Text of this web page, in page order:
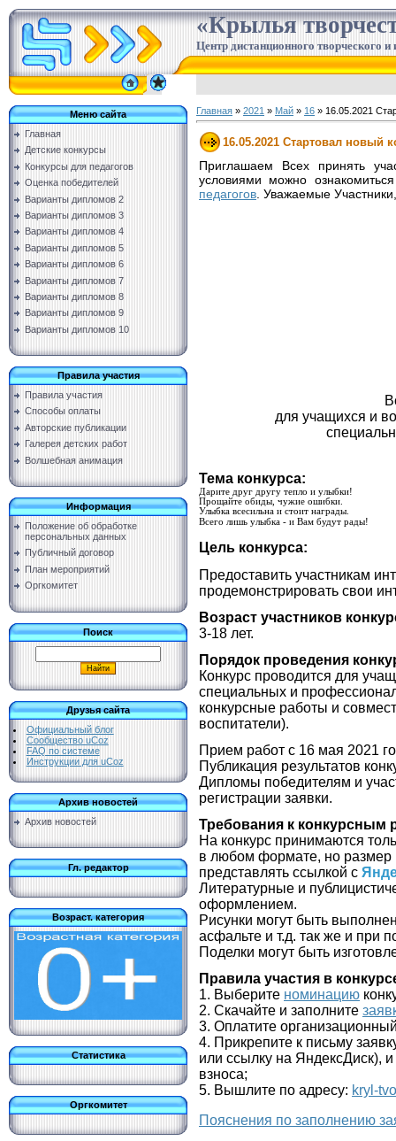
«Крылья
Центр дистанционного творческого и
Меню сайта
Главная
Детские конкурсы
Конкурсы для педагогов
Оценка победителей
Варианты дипломов 2
Варианты дипломов 3
Варианты дипломов 4
Варианты дипломов 5
Варианты дипломов 6
Варианты дипломов 7
Варианты дипломов 8
Варианты дипломов 9
Варианты дипломов 10
Правила участия
Правила участия
Способы оплаты
Авторские публикации
Галерея детских работ
Волшебная анимация
Информация
Положение об обработке
персональных данных
Публичный договор
План мероприятий
Оргкомитет
Поиск
Друзья сайта
Официальный блог
Сообщество uCoz
FAQ по системе
Инструкции для uCoz
Архив новостей
Архив новостей
Гл. редактор
Возраст. категория
Статистика
Оргкомитет
Главная » 2021 » Май » 16 » 16.05.2021
16.05.2021 Стартовал новый
Приглашаем Всех принять
условиями можно
педагогов . Уважаемые
для учащихся и
Тема конкурса:
Дарите друг другу тепло и улыбки!
Прощайте обиды, чужие ошибки.
Улыбка всесильна и стоит награды.
Всего лишь улыбка - и Вам будут рады!
Цель конкурса:
Предоставить участникам
продемонстрировать свои
Возраст участников
3-18 лет.
Порядок проведения
Конкурс проводится для
специальных и
конкурсные работы и
воспитатели).
Прием работ с 16 мая 2021
Публикация результатов
Дипломы победителям и
регистрации заявки.
Требования к конкурсным
На конкурс принимаются
в любом формате, но
представлять ссылкой с
Литературные и
оформлением.
Рисунки могут быть
асфальте и т.д. так же и при
Поделки могут быть
Правила участия в
1. Выберите номинацию
2. Скачайте и заполните
3. Оплатите
4. Прикрепите к письму
или ссылку на ЯндексДиск),
взноса;
5. Вышлите по адресу: kryl-
Пояснения по заполнению